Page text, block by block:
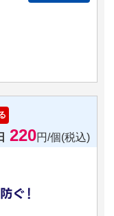
220円/個(税込)